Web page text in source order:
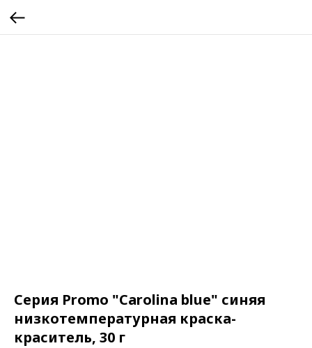
Серия Promo "Carolina blue" синяя
низкотемпературная краска-
краситель, 30 г